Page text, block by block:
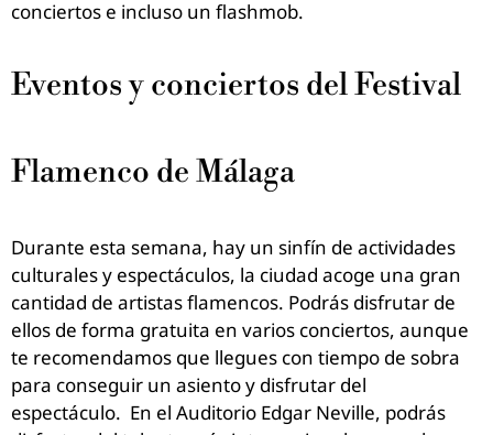
conciertos e incluso un flashmob.
Eventos y conciertos del Festival
Flamenco de Málaga
Durante esta semana, hay un sinfín de actividades
culturales y espectáculos, la ciudad acoge una gran
cantidad de artistas flamencos. Podrás disfrutar de
ellos de forma gratuita en varios conciertos, aunque
te recomendamos que llegues con tiempo de sobra
para conseguir un asiento y disfrutar del
espectáculo. En el Auditorio Edgar Neville, podrás